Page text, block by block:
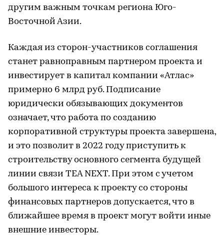
другим важным точкам региона Юго-
Восточной Азии.
Каждая из сторон-участников соглашения
станет равноправным партнером проекта и
инвестирует в капитал компании «Атлас»
примерно 6 млрд руб. Подписание
юридически обязывающих документов
означает, что работа по созданию
корпоративной структуры проекта завершена,
и это позволит в 2022 году приступить к
строительству основного сегмента будущей
линии связи TEA NEXT. При этом с учетом
большого интереса к проекту со стороны
финансовых партнеров допускается, что в
ближайшее время в проект могут войти иные
внешние инвесторы.